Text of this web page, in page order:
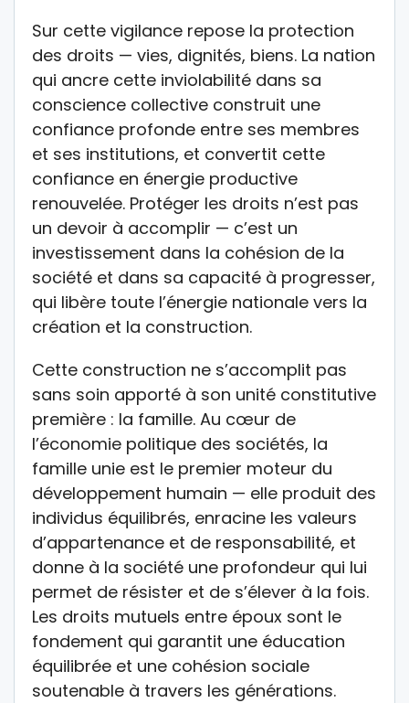
Sur cette vigilance repose la protection
des droits — vies, dignités, biens. La nation
qui ancre cette inviolabilité dans sa
conscience collective construit une
confiance profonde entre ses membres
et ses institutions, et convertit cette
confiance en énergie productive
renouvelée. Protéger les droits n’est pas
un devoir à accomplir — c’est un
investissement dans la cohésion de la
société et dans sa capacité à progresser,
qui libère toute l’énergie nationale vers la
création et la construction.
Cette construction ne s’accomplit pas
sans soin apporté à son unité constitutive
première : la famille. Au cœur de
l’économie politique des sociétés, la
famille unie est le premier moteur du
développement humain — elle produit des
individus équilibrés, enracine les valeurs
d’appartenance et de responsabilité, et
donne à la société une profondeur qui lui
permet de résister et de s’élever à la fois.
Les droits mutuels entre époux sont le
fondement qui garantit une éducation
équilibrée et une cohésion sociale
soutenable à travers les générations.